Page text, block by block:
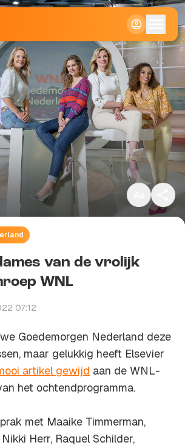
Klein
Standaard
Groot
van de vrolijk
WNL
07:12
Goedemorgen Nederland deze
maar gelukkig heeft Elsevier
artikel gewijd aan de WNL-
het ochtendprogramma.
met Maaike Timmerman,
Herr, Raquel Schilder,